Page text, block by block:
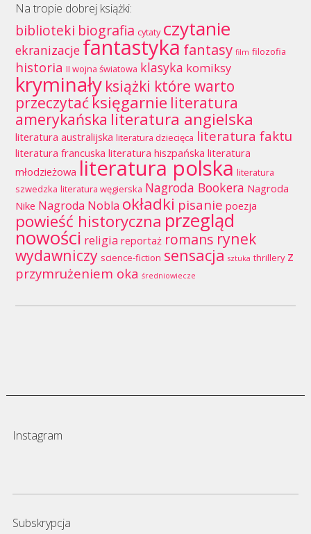
Na tropie dobrej książki:
biblioteki biografia cytaty czytanie
ekranizacje fantastykafantasy film filozofia
historia II wojna światowa klasyka komiksy
kryminały książki które warto
przeczytaćksięgarnie literatura
amerykańska literatura angielska
literatura australijska literatura dziecięca literatura faktu
literatura francuska literatura hiszpańska literatura
młodzieżowa literatura polska literatura
szwedzka literatura węgierska Nagroda Bookera Nagroda
Nike Nagroda Nobla okładki pisanie poezja
powieść historyczna przegląd
nowości religia reportaż romans rynek
wydawniczy science-fiction sensacja sztuka thrillery z
przymrużeniem oka średniowiecze
Instagram
Subskrypcja